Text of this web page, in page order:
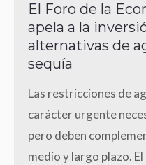
El Foro de la
apela a la
alternativas de
sequía
Las restricciones de
carácter urgente
pero deben
medio y largo plazo.